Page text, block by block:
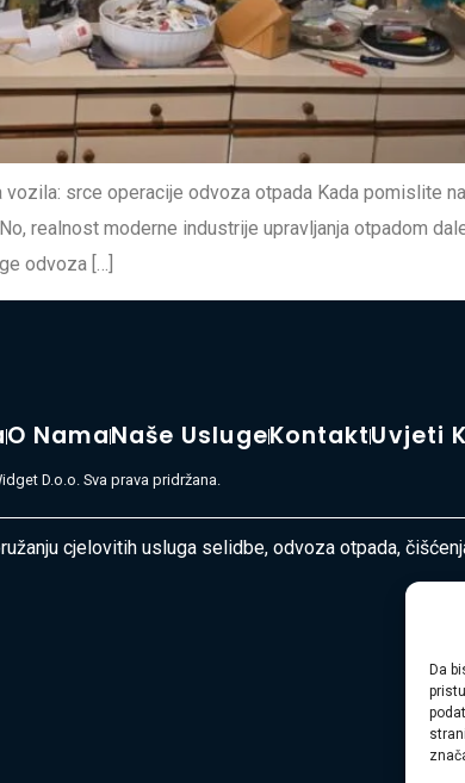
Da
srce operacije odvoza otpada Kada pomislite
realnost moderne industrije upravljanja otpadom
odvoza […]
O NamaNaše UslugeKontaktUvjeti
D.o.o. Sva prava pridržana.
cjelovitih usluga selidbe, odvoza otpada,